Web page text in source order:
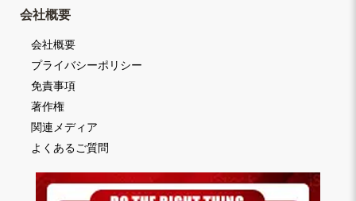
会社概要
会社概要
プライバシーポリシー
免責事項
著作権
関連メディア
よくあるご質問